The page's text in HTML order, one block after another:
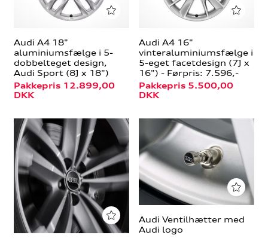
Audi A4 18"
aluminiumsfælge i 5-
dobbelteget design,
Audi Sport (8J x 18")
Pakkepris 12.899,00
DKK
Audi A4 16"
vinteraluminiumsfælge i
5-eget facetdesign (7J x
16") - Førpris: 7.596,-
Pakkepris 5.500,00
DKK
Audi Ventilhætter med
Audi logo